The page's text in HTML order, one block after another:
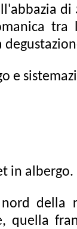
di
tra
e
in albergo.
della
quella